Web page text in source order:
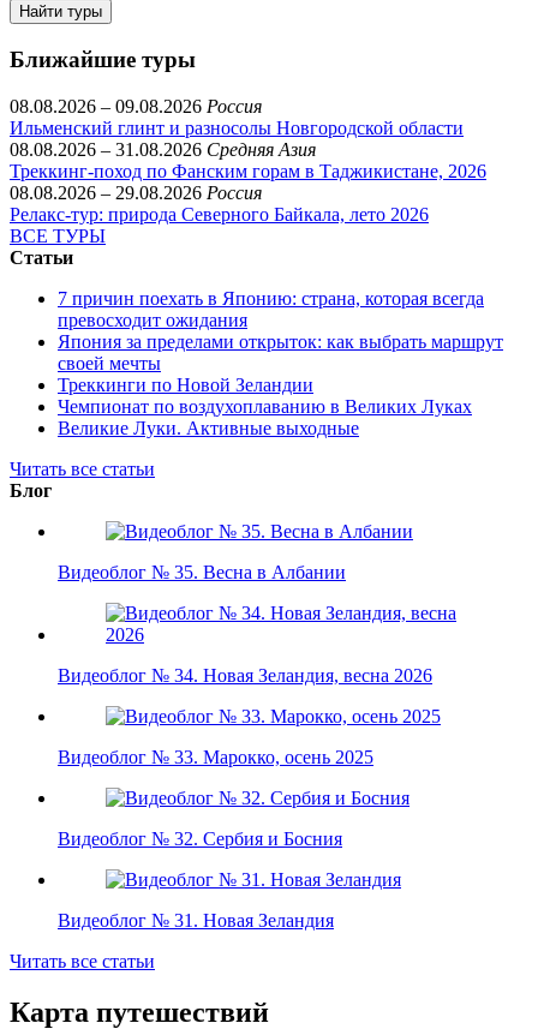
Найти туры
Ближайшие туры
08.08.2026 – 09.08.2026 Россия
Ильменский глинт и разносолы Новгородской области
08.08.2026 – 31.08.2026 Средняя Азия
Треккинг-поход по Фанским горам в Таджикистане, 2026
08.08.2026 – 29.08.2026 Россия
Релакс-тур: природа Северного Байкала, лето 2026
ВСЕ ТУРЫ
Статьи
7 причин поехать в Японию: страна, которая всегда
превосходит ожидания
Япония за пределами открыток: как выбрать маршрут
своей мечты
Треккинги по Новой Зеландии
Чемпионат по воздухоплаванию в Великих Луках
Великие Луки. Активные выходные
Читать все статьи
Блог
Видеоблог № 35. Весна в Албании
Видеоблог № 34. Новая Зеландия, весна 2026
Видеоблог № 33. Марокко, осень 2025
Видеоблог № 32. Сербия и Босния
Видеоблог № 31. Новая Зеландия
Читать все статьи
Карта путешествий